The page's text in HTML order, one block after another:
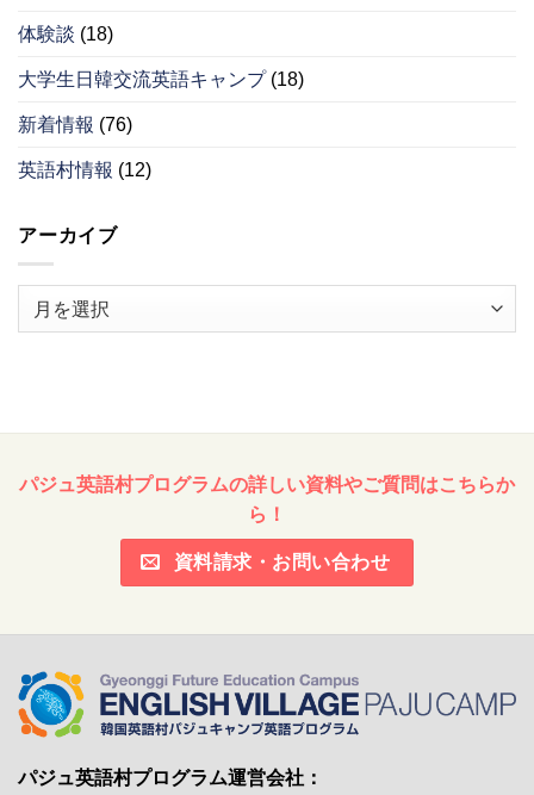
体験談 (18)
大学生日韓交流英語キャンプ(18)
新着情報 (76)
英語村情報 (12)
アーカイブ
パジュ英語村プログラムの詳しい資料やご質問はこちらか
ら！
資料請求・お問い合わせ
パジュ英語村プログラム運営会社：